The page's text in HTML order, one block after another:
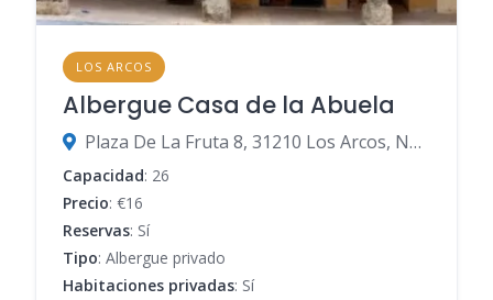
LOS ARCOS
Albergue Casa de la Abuela
Plaza De La Fruta 8, 31210 Los Arcos, Navarra, España
Capacidad: 26
Precio: €16
Reservas: Sí
Tipo: Albergue privado
Habitaciones privadas: Sí